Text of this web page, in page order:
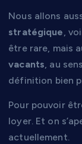
Nous allons
stratégique,
être rare, mais
vacants, au
définition bien
Pour pouvoir
loyer. Et on
actuellement.